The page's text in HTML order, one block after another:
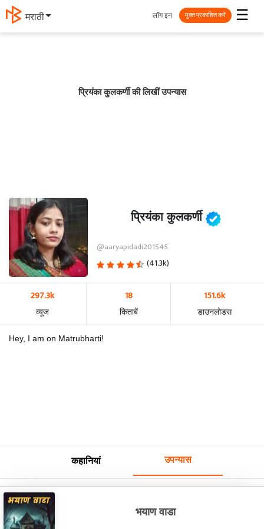
मराठी ☰
लॉग इन मुक्त प्रकाशित करें
प्रियंका कुलकर्णी की लिखीं उपन्यास
प्रियंका कुलकर्णी
@aaryapidadi201545
(41.3k)
297.3k
व्यूज
18
किताबें
151.6k
डाउनलोडस
Hey, I am on Matrubharti!
कहानियां उपन्यास
भयाण वाडा